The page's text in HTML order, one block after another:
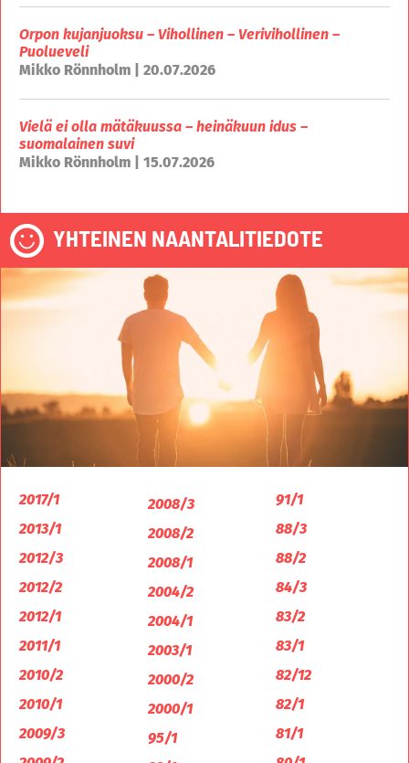
Orpon kujanjuoksu – Vihollinen – Verivihollinen –
Puolueveli
Mikko Rönnholm | 20.07.2026
Vielä ei olla mätäkuussa – heinäkuun idus –
suomalainen suvi
Mikko Rönnholm | 15.07.2026
YHTEINEN NAANTALITIEDOTE
2017/1
2013/1
2012/3
2012/2
2012/1
2011/1
2010/2
2010/1
2009/3
2008/3
2008/2
2008/1
2004/2
2004/1
2003/1
2000/2
2000/1
95/1
91/1
88/3
88/2
84/3
83/2
83/1
82/12
82/1
81/1